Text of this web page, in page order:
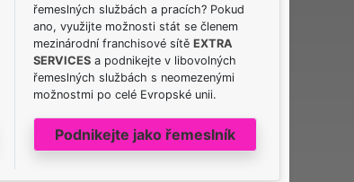
řemeslných službách a pracích? Pokud
ano, využijte možnosti stát se členem
mezinárodní franchisové sítěEXTRA
SERVICES a podnikejte v libovolných
řemeslných službách s neomezenými
možnostmi po celé Evropské unii.
Podnikejte jako řemeslník